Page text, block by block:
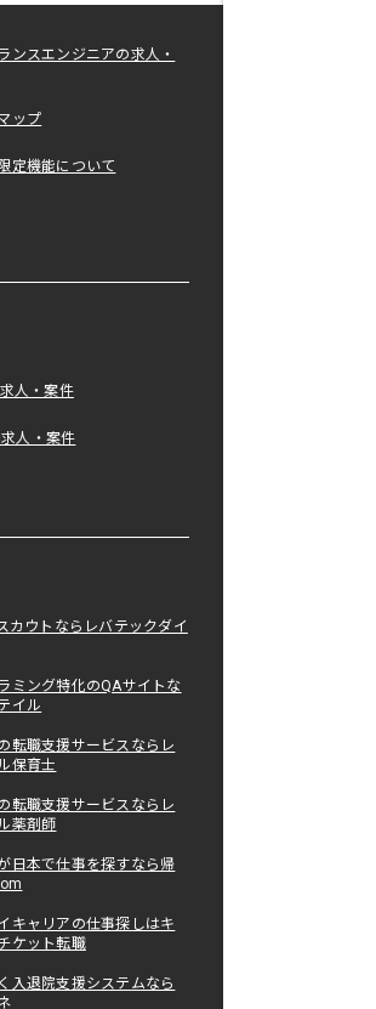
ンスエンジニアの求人・
ップ
定機能について
人・案件
人・案件
カウトならレバテックダイ
ミング特化のQAサイトな
イル
転職支援サービスならレ
保育士
転職支援サービスならレ
薬剤師
日本で仕事を探すなら帰
キャリアの仕事探しはキ
ケット転職
入退院支援システムなら